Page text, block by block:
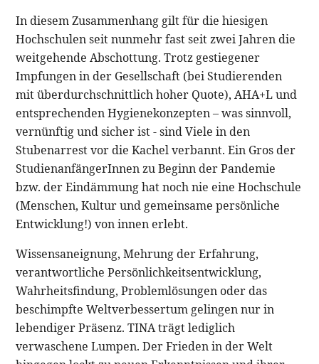
In diesem Zusammenhang gilt für die hiesigen
Hochschulen seit nunmehr fast seit zwei Jahren die
weitgehende Abschottung. Trotz gestiegener
Impfungen in der Gesellschaft (bei Studierenden
mit überdurchschnittlich hoher Quote), AHA+L und
entsprechenden Hygienekonzepten – was sinnvoll,
vernünftig und sicher ist - sind Viele in den
Stubenarrest vor die Kachel verbannt. Ein Gros der
StudienanfängerInnen zu Beginn der Pandemie
bzw. der Eindämmung hat noch nie eine Hochschule
(Menschen, Kultur und gemeinsame persönliche
Entwicklung!) von innen erlebt.
Wissensaneignung, Mehrung der Erfahrung,
verantwortliche Persönlichkeitsentwicklung,
Wahrheitsfindung, Problemlösungen oder das
beschimpfte Weltverbessertum gelingen nur in
lebendiger Präsenz. TINA trägt lediglich
verwaschene Lumpen. Der Frieden in der Welt